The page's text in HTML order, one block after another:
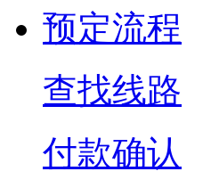
预定流程
查找线路
付款确认